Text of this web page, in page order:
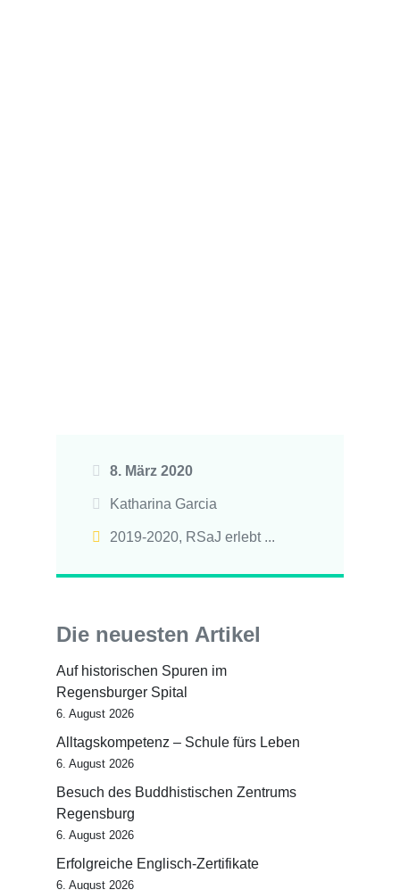
8. März 2020
Katharina Garcia
2019-2020, RSaJ erlebt ...
Die neuesten Artikel
Auf historischen Spuren im
Regensburger Spital
6. August 2026
Alltagskompetenz – Schule fürs Leben
6. August 2026
Besuch des Buddhistischen Zentrums
Regensburg
6. August 2026
Erfolgreiche Englisch-Zertifikate
6. August 2026